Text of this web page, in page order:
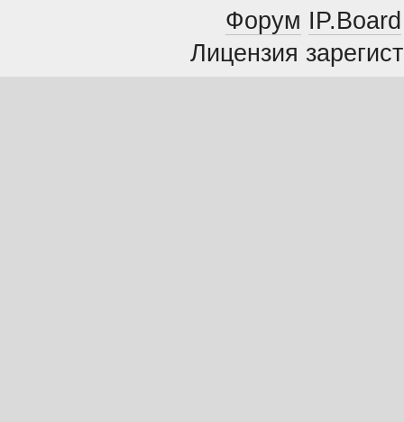
Форум IP.Board
Лицензия